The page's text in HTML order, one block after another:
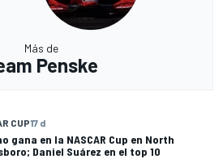
Más de
Penske
CUP17 d
gana en la NASCAR Cup en North
Daniel Suárez en el top 10